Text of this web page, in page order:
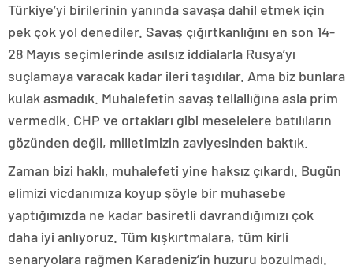
Türkiye’yi birilerinin yanında savaşa dahil etmek için
pek çok yol denediler. Savaş çığırtkanlığını en son 14-
28 Mayıs seçimlerinde asılsız iddialarla Rusya’yı
suçlamaya varacak kadar ileri taşıdılar. Ama biz bunlara
kulak asmadık. Muhalefetin savaş tellallığına asla prim
vermedik. CHP ve ortakları gibi meselelere batılıların
gözünden değil, milletimizin zaviyesinden baktık.
Zaman bizi haklı, muhalefeti yine haksız çıkardı. Bugün
elimizi vicdanımıza koyup şöyle bir muhasebe
yaptığımızda ne kadar basiretli davrandığımızı çok
daha iyi anlıyoruz. Tüm kışkırtmalara, tüm kirli
senaryolara rağmen Karadeniz’in huzuru bozulmadı.